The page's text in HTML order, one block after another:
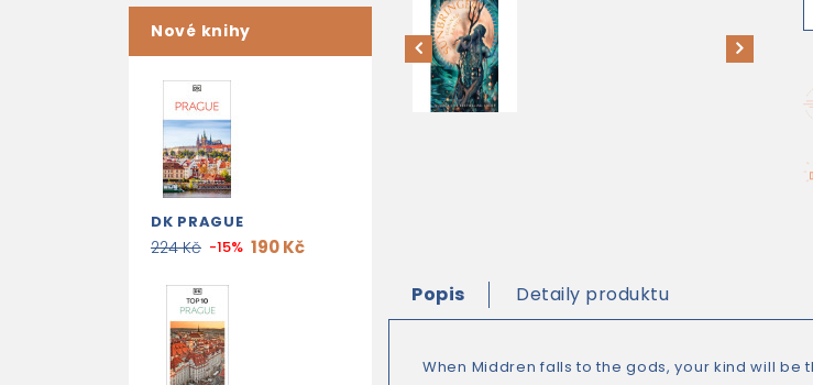
Nové knihy
DK PRAGUE
224 Kč -15% 190 Kč
Popis Detaily produktu
When Middren falls to the gods, your kind will be